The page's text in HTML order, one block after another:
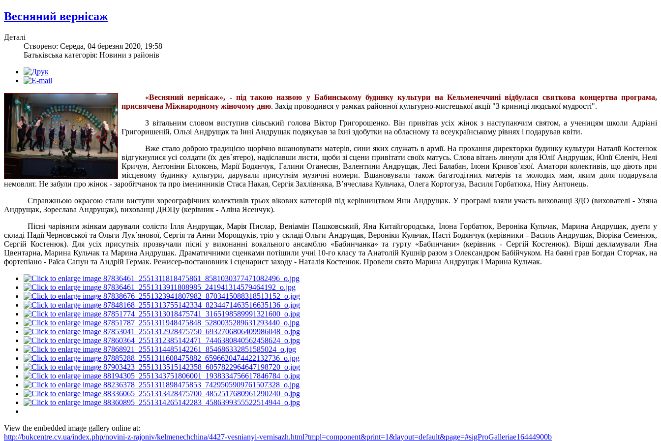
Весняний вернісаж
Деталі
Створено: Середа, 04 березня 2020, 19:58
Батьківська категорія: Новини з районів
«Весняний вернісаж», - під такою назвою у Бабинському будинку культури на Кельменеччині відбулася святкова концертна програма,
присвячена Міжнародному жіночому дню. Захід проводився у рамках районної культурно-мистецької акції "З криниці людської мудрості".
З вітальним словом виступив сільський голова Віктор Григорошенко. Він привітав усіх жінок з наступаючим святом, а ученицям школи Адріані
Григоришеній, Ользі Андрущак та Інні Андрущак подякував за їхні здобутки на обласному та всеукраїнському рівнях і подарував квіти.
Вже стало доброю традицією щорічно вшановувати матерів, сини яких служать в армії. На прохання директорки будинку культури Наталії Костенюк
відгукнулися усі солдати (їх дев`ятеро), надіславши листи, щоби зі сцени привітати своїх матусь. Слова вітань линули для Юлії Андрущак, Юлії Єленіч, Нелі
Кричун, Антоніни Білоконь, Марії Бодянчук, Галини Оганесян, Валентини Андрущак, Лесі Балабан, Ілони Кривов`язої. Аматори колективів, що діють при
місцевому будинку культури, дарували присутнім музичні номери. Вшановували також багатодітних матерів та молодих мам, яким доля подарувала
немовлят. Не забули про жінок - заробітчанок та про іменинників Стаса Накая, Сергія Захлівняка, В’ячеслава Кульчака, Олега Кортогуза, Василя Горбатюка, Ніну Антонець.
Справжньою окрасою стали виступи хореографічних колективів трьох вікових категорій під керівництвом Яни Андрущак. У програмі взяли участь вихованці ЗДО (вихователі - Уляна
Андрущак, Зореслава Андрущак), вихованці ДЮЦу (керівник - Аліна Ясенчук).
Пісні чарівним жінкам дарували солісти Ілля Андрущак, Марія Пислар, Веніамін Пашковський, Яна Китайгородська, Ілона Горбатюк, Вероніка Кульчак, Марина Андрущак, дуети у
складі Надії Черновської та Ольги Лук`янової, Сергія та Анни Морощуків, тріо у складі Ольги Андрущак, Вероніки Кульчак, Насті Бодянчук (керівники - Василь Андрущак, Віоріка Семенюк,
Сергій Костенюк). Для усіх присутніх прозвучали пісні у виконанні вокального ансамблю «Бабинчанка» та гурту «Бабинчани» (керівник - Сергій Костенюк). Вірші декламували Яна
Цвентарна, Марина Кульчак та Марина Андрущак. Драматичними сценками потішили учні 10-го класу та Анатолій Кушнір разом з Олександром Бабійчуком. На баяні грав Богдан Сторчак, на
фортепіано - Раїса Сапун та Андрій Гермак. Режисер-постановник і сценарист заходу - Наталія Костенюк. Провели свято Марина Андрущак і Марина Кульчак.
View the embedded image gallery online at:
http://bukcentre.cv.ua/index.php/novini-z-rajoniv/kelmenechchina/4427-vesnianyi-vernisazh.html?tmpl=component&print=1&layout=default&page=#sigProGalleriae16444900b